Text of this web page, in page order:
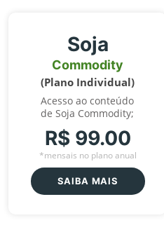
Soja
Commodity
(Plano Individual)
Acesso ao conteúdo
de Soja Commodity;
R$ 99.00
*mensais no plano anual
SAIBA MAIS